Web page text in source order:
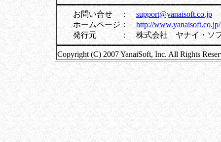
お問い合せ ：support@yanaisoft.co.jp
ホームページ： http://www.yanaisoft.co.jp/
発行元 ： 株式会社 ヤナイ・ソフ
Copyright (C) 2007 YanaiSoft, Inc. All Rights